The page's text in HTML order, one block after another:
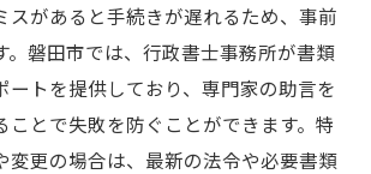
スがあると手続きが遅れるため、事前
。磐田市では、行政書士事務所が書類
ートを提供しており、専門家の助言を
ことで失敗を防ぐことができます。特
変更の場合は、最新の法令や必要書類